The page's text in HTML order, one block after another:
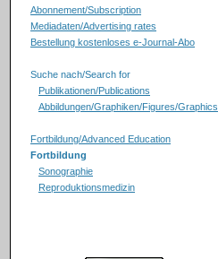
Abonnement/Subscription
Mediadaten/Advertising rates
Bestellung kostenloses e-Journal-Abo
Suche nach/Search for
Publikationen/Publications
Abbildungen/Graphiken/Figures/Graphics
Fortbildung/Advanced Education
Fortbildung
Sonographie
Reproduktionsmedizin